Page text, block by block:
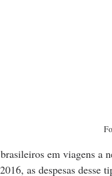
em viagens a
as despesas